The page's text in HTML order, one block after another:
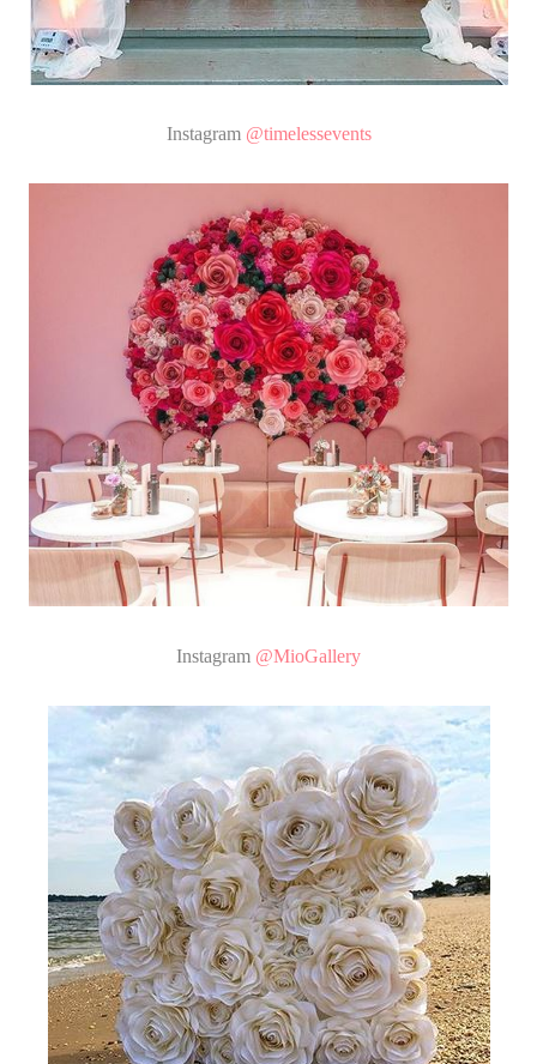
Instagram @timelessevents
Instagram @MioGallery